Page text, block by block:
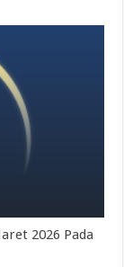
2026 Pada